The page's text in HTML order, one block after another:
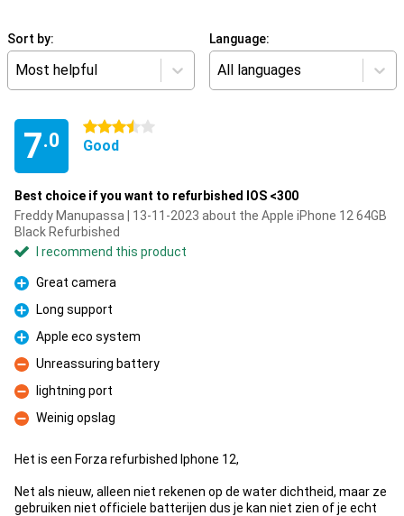
Sort by:
Most helpful
Language:
All languages
7.0
3.5 stars
Good
Best choice if you want to refurbished IOS <300
Freddy Manupassa | 13-11-2023 about the Apple iPhone 12 64GB
Black Refurbished
I recommend this product
Pro
Great camera
Pro
Long support
Pro
Apple eco system
Con
Unreassuring battery
Con
lightning port
Con
Weinig opslag
Het is een Forza refurbished Iphone 12,
Net als nieuw, alleen niet rekenen op de water dichtheid, maar ze
gebruiken niet officiele batterijen dus je kan niet zien of je echt